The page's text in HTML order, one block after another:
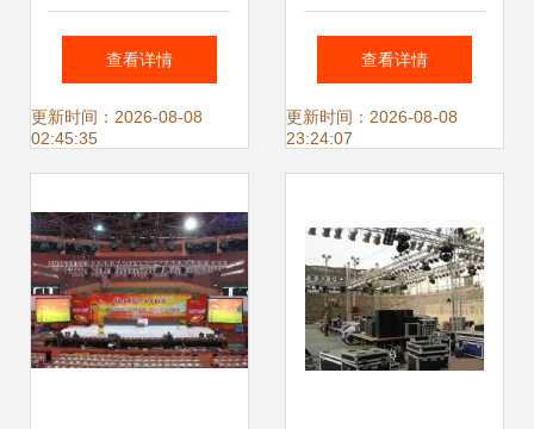
公司 专业礼仪庆典
服务品质保证
查看详情
更新时间：2026-08-08
02:45:35
的艺术与秩序
查看详情
更新时间：2026-08-08
23:24:07